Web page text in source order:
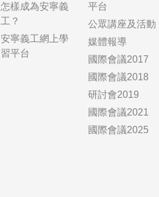
怎樣成為安寧義
工？
安寧義工網上學
習平台
平台
公眾講座及活動
媒體報導
國際會議2017
國際會議2018
研討會2019
國際會議2021
國際會議2025